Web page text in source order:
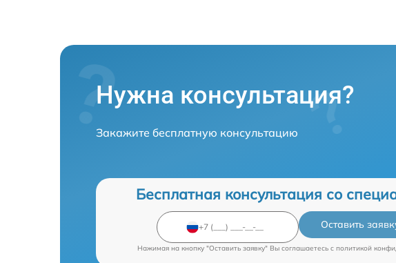
Нужна консультация?
Закажите бесплатную консультацию
Бесплатная консультация со
Оставить
Нажимая на кнопку "Оставить заявку" Вы соглашаетесь c политикой